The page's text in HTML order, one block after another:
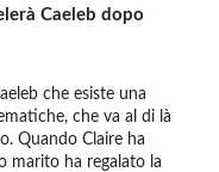
Caeleb dopo
che esiste una
che va al di là
Quando Claire ha
marito ha regalato la